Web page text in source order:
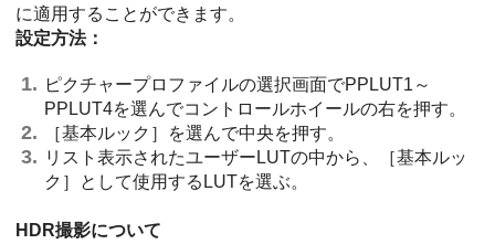
に適用することができます。
設定方法：
ピクチャープロファイルの選択画面でPPLUT1～
PPLUT4を選んでコントロールホイールの右を押す。
［基本ルック］
を選んで中央を押す。
リスト表示されたユーザーLUTの中から、
［基本ルッ
ク］
として使用するLUTを選ぶ。
HDR撮影について